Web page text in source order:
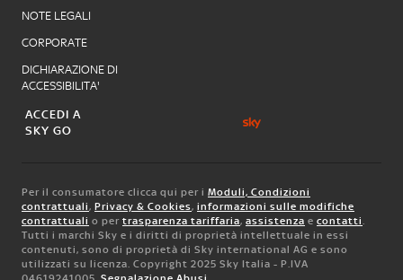
NOTE LEGALI
CORPORATE
DICHIARAZIONE DI
ACCESSIBILITA'
ACCEDI A
SKY GO
Per il consumatore clicca qui per i Moduli, Condizioni
contrattuali, Privacy & Cookies, informazioni sulle modifiche
contrattuali o per trasparenza tariffaria, assistenza e contatti.
Tutti i marchi Sky e i diritti di proprietà intellettuale in essi
contenuti, sono di proprietà di Sky international AG e sono
utilizzati su licenza. Copyright 2025 Sky Italia - P.IVA